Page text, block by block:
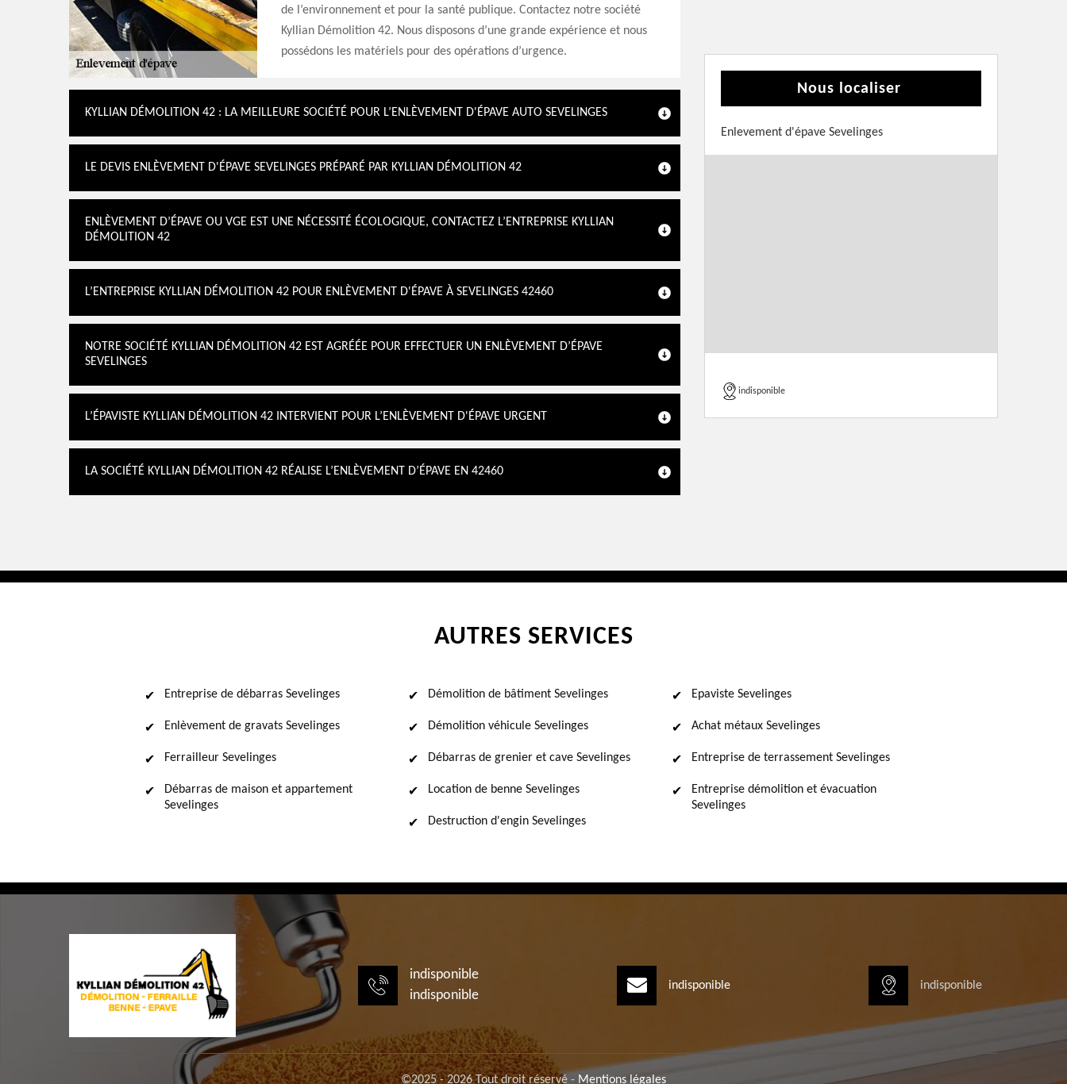
de l’environnement et pour la santé publique. Contactez notre société
Kyllian Démolition 42. Nous disposons d’une grande expérience et nous
possédons les matériels pour des opérations d’urgence.
KYLLIAN DÉMOLITION 42 : LA MEILLEURE SOCIÉTÉ POUR L’ENLÈVEMENT D'ÉPAVE AUTO SEVELINGES
LE DEVIS ENLÈVEMENT D'ÉPAVE SEVELINGES PRÉPARÉ PAR KYLLIAN DÉMOLITION 42
ENLÈVEMENT D’ÉPAVE OU VGE EST UNE NÉCESSITÉ ÉCOLOGIQUE, CONTACTEZ L’ENTREPRISE KYLLIAN
DÉMOLITION 42
L’ENTREPRISE KYLLIAN DÉMOLITION 42 POUR ENLÈVEMENT D'ÉPAVE À SEVELINGES 42460
NOTRE SOCIÉTÉ KYLLIAN DÉMOLITION 42 EST AGRÉÉE POUR EFFECTUER UN ENLÈVEMENT D’ÉPAVE
SEVELINGES
L’ÉPAVISTE KYLLIAN DÉMOLITION 42 INTERVIENT POUR L’ENLÈVEMENT D'ÉPAVE URGENT
LA SOCIÉTÉ KYLLIAN DÉMOLITION 42 RÉALISE L’ENLÈVEMENT D’ÉPAVE EN 42460
Nous localiser
Enlevement d'épave Sevelinges
indisponible
AUTRES SERVICES
Entreprise de débarras Sevelinges
Enlèvement de gravats Sevelinges
Ferrailleur Sevelinges
Débarras de maison et appartement
Sevelinges
Démolition de bâtiment Sevelinges
Démolition véhicule Sevelinges
Débarras de grenier et cave Sevelinges
Location de benne Sevelinges
Destruction d'engin Sevelinges
Epaviste Sevelinges
Achat métaux Sevelinges
Entreprise de terrassement Sevelinges
Entreprise démolition et évacuation
Sevelinges
indisponible
indisponible
indisponible indisponible
©2025 - 2026 Tout droit réservé - Mentions légales